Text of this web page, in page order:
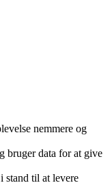
nemmere og
bruger data for at give
stand til at levere